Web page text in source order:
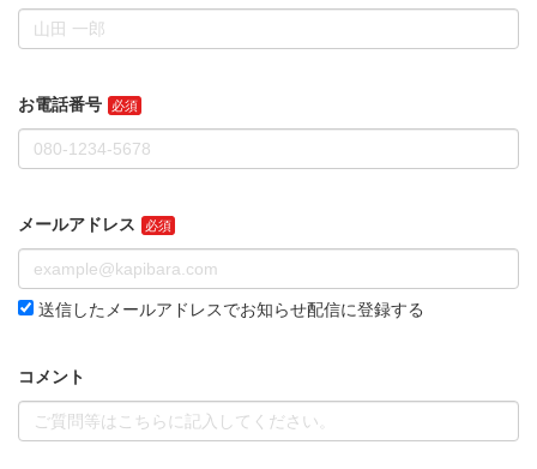
お電話番号
メールアドレス
送信したメールアドレスでお知らせ配信に登録する
コメント